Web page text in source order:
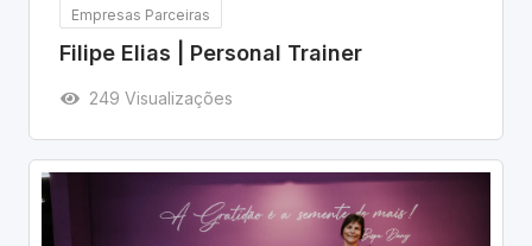
Empresas Parceiras
Filipe Elias | Personal Trainer
249 Visualizações